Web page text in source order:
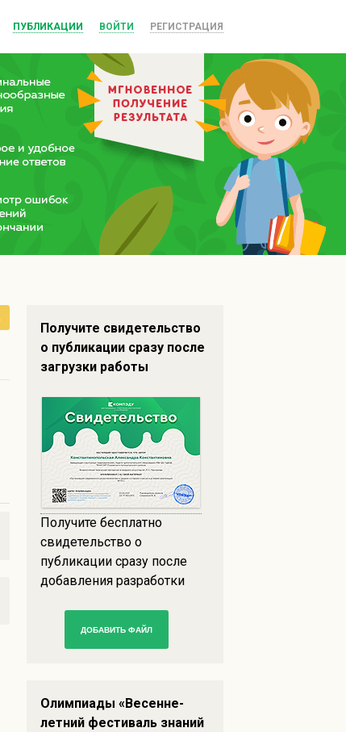
ПУБЛИКАЦИИ ВОЙТИ РЕГИСТРАЦИЯ
Получите свидетельство
о публикации сразу после
загрузки работы
Получите бесплатно
свидетельство о
публикации сразу после
добавления разработки
ДОБАВИТЬ ФАЙЛ
Олимпиады «Весенне-
летний фестиваль знаний